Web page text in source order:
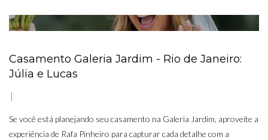
Casamento Galeria Jardim - Rio de Janeiro:
Júlia e Lucas
Se você está planejando seu casamento na Galeria Jardim, aproveite a
experiência de Rafa Pinheiro para capturar cada detalhe com a